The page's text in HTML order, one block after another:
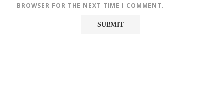
BROWSER FOR THE NEXT TIME I COMMENT.